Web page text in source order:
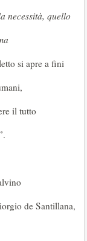
necessità, quello
si apre a fini
il tutto
de Santillana,